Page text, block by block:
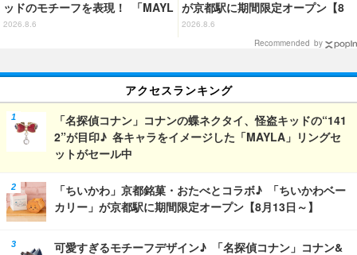
ッドのモチーフを表現！ 「MAYL
A」パンプスがセール実施中【3
2026.8.6
が京都駅に期間限定オープン【8
月13日～】
2026.8.6
Recommended by
アクセスランキング
「名探偵コナン」コナンの蝶ネクタイ、怪盗キッドの“141
2”が目印♪ 各キャラをイメージした「MAYLA」リングセ
ットがセール中
「ちいかわ」京都銘菓・おたべとコラボ♪ 「ちいかわベー
カリー」が京都駅に期間限定オープン【8月13日～】
可愛すぎるモチーフデザイン♪ 「名探偵コナン」コナン&